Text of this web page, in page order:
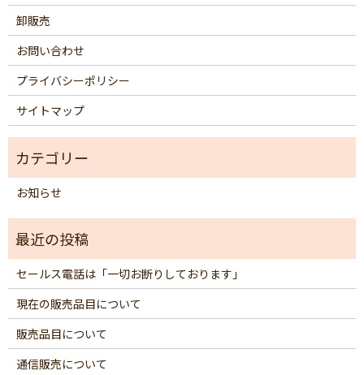
卸販売
お問い合わせ
プライバシーポリシー
サイトマップ
お知らせ
セールス電話は「一切お断りしております」
現在の販売品目について
販売品目について
通信販売について